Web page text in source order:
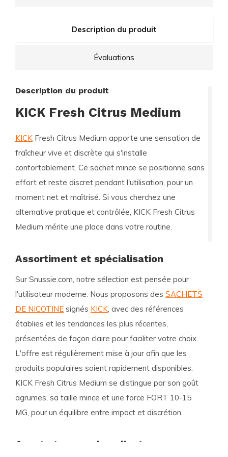
Description du produit
Évaluations
Description du produit
KICK Fresh Citrus Medium
KICK Fresh Citrus Medium apporte une sensation de
fraîcheur vive et discrète qui s'installe
confortablement. Ce sachet mince se positionne sans
effort et reste discret pendant l'utilisation, pour un
moment net et maîtrisé. Si vous cherchez une
alternative pratique et contrôlée, KICK Fresh Citrus
Medium mérite une place dans votre routine.
Assortiment et spécialisation
Sur Snussie.com, notre sélection est pensée pour
l'utilisateur moderne. Nous proposons des SACHETS
DE NICOTINE signés KICK, avec des références
établies et les tendances les plus récentes,
présentées de façon claire pour faciliter votre choix.
L'offre est régulièrement mise à jour afin que les
produits populaires soient rapidement disponibles.
KICK Fresh Citrus Medium se distingue par son goût
agrumes, sa taille mince et une force FORT 10-15
MG, pour un équilibre entre impact et discrétion.
Avantages pour les clients